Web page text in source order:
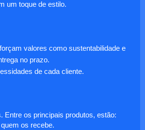
um toque de estilo.
valores como sustentabilidade e
no prazo.
de cada cliente.
Entre os principais produtos, estão:
os recebe.